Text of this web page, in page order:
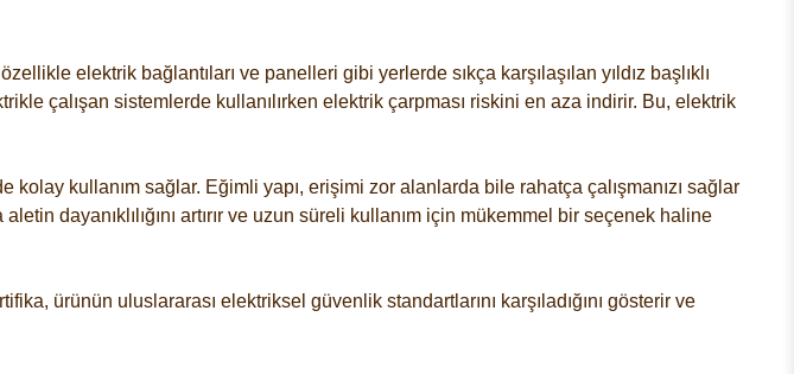
elektrik bağlantıları ve panelleri gibi yerlerde sıkça karşılaşılan yıldız başlıklı
çalışan sistemlerde kullanılırken elektrik çarpması riskini en aza indirir. Bu, elektrik
kolay kullanım sağlar. Eğimli yapı, erişimi zor alanlarda bile rahatça çalışmanızı sağlar
dayanıklılığını artırır ve uzun süreli kullanım için mükemmel bir seçenek haline
ürünün uluslararası elektriksel güvenlik standartlarını karşıladığını gösterir ve